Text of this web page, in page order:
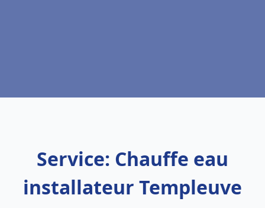
Service: Chauffe eau
installateur Templeuve